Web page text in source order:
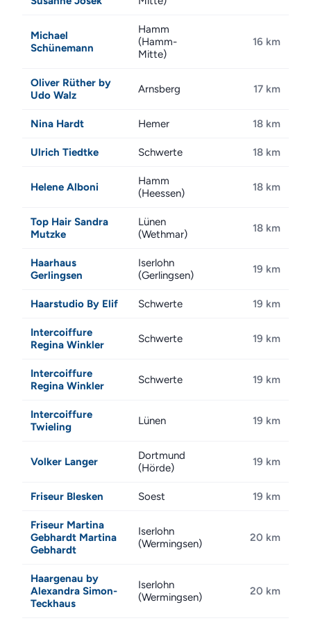
Michael
Schünemann
Hamm
(Hamm-
Mitte)
16 km
Oliver Rüther by
Udo Walz
Arnsberg 17 km
Nina Hardt Hemer 18 km
Ulrich Tiedtke Schwerte 18 km
Helene Alboni
Hamm
(Heessen)
18 km
Top Hair Sandra
Mutzke
Lünen
(Wethmar)
18 km
Haarhaus
Gerlingsen
Iserlohn
(Gerlingsen)
19 km
Haarstudio By Elif Schwerte 19 km
Intercoiffure
Regina Winkler
Schwerte 19 km
Intercoiffure
Regina Winkler
Schwerte 19 km
Intercoiffure
Twieling
Lünen 19 km
Volker Langer
Dortmund
(Hörde)
19 km
Friseur Blesken Soest 19 km
Friseur Martina
Gebhardt Martina
Gebhardt
Iserlohn
(Wermingsen)
20 km
Haargenau by
Alexandra Simon-
Teckhaus
Iserlohn
(Wermingsen)
20 km